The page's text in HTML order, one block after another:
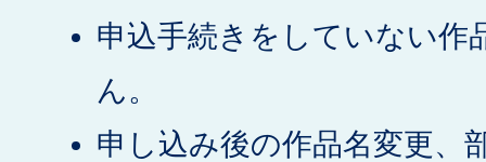
申込手続きをしていない作
ん。
申し込み後の作品名変更、